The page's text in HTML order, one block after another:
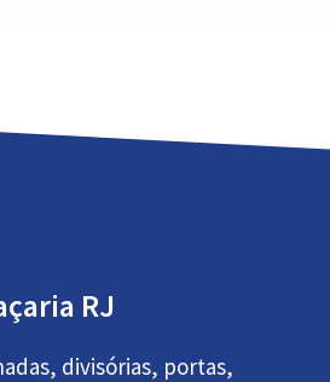
RJ
divisórias, portas,